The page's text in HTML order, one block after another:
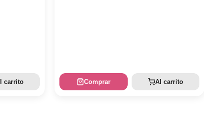
carrito Comprar Al carrito